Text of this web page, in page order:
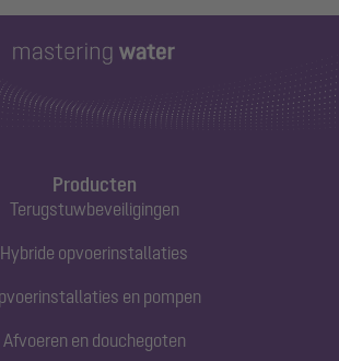
Producten
Terugstuwbeveiligingen
Hybride opvoerinstallaties
en pompen
Afvoeren en douchegoten